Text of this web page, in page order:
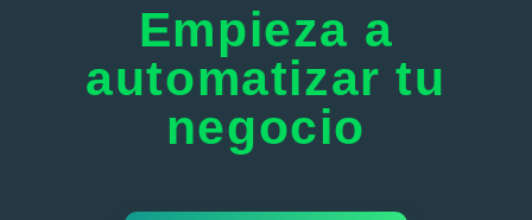
Empieza a
automatizar tu
negocio